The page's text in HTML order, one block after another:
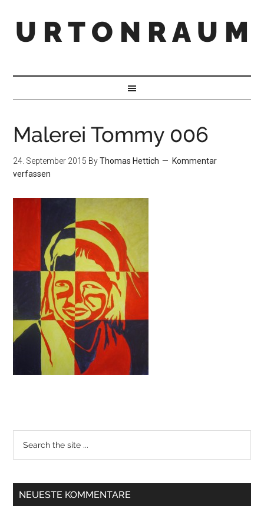
U R T O N R A U M
Malerei Tommy 006
24. September 2015 ByThomas Hettich
Kommentar
verfassen
NEUESTE KOMMENTARE